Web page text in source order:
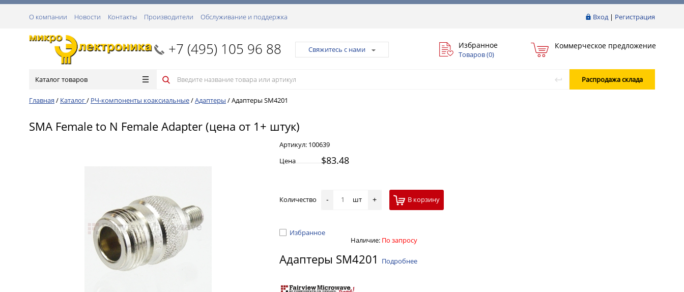
Вход| Регистрация
О компании Новости Контакты Производители Обслуживание и поддержка
+7 (495) 105 96 88 Свяжитесь с нами Избранное
Товаров (0)
Коммерческое предложение
Каталог товаров Распродажа склада
Главная / Каталог/ РЧ-компоненты коаксиальные/Адаптеры /Адаптеры SM4201
SMA Female to N Female Adapter (цена от 1+ штук)
Артикул: 100639
Цена
$83.48
Количество - шт + В корзину
Избранное
Наличие: По запросу
Адаптеры SM4201 Подробнее